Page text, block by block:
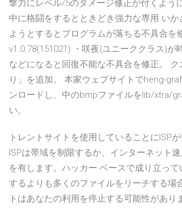
撃力にレベル/5のダメージ修正が付くよう
中に格闘をするとときどき強力な専用 いか
ようとするとプログラムが落ちる不具合を
v1.0.78(151021) ・咲夜(ユニーククラス)が
などになると回復不能な不具合を修正。
り」を追加。 本家ウェブサイトでheng-
ンロードし、中のbmpファイルをlib/xtra/
い。
トレントサイトを使用していることにISPが
ISPは帯域を制限するか、インターネット
を有します。ハッカー ベースで成り立って
するよりも多くのファイルをリーチする場
トはあなたの利用を停止する可能性があり